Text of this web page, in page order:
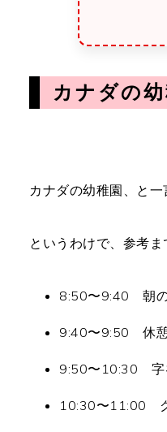
カナダの
カナダの幼稚園、と
というわけで、参考
8:50〜9:40 朝の
9:40〜9:50 休憩
9:50〜10:30 字
10:30〜11:00